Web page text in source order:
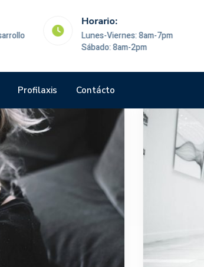
Lunes-Viernes: 8am-7pm
Profilaxis Contácto